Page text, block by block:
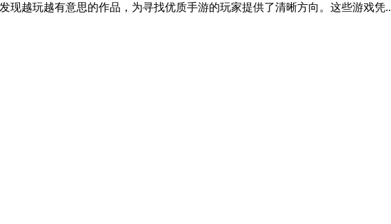
现越玩越有意思的作品，为寻找优质手游的玩家提供了清晰方向。这些游戏凭